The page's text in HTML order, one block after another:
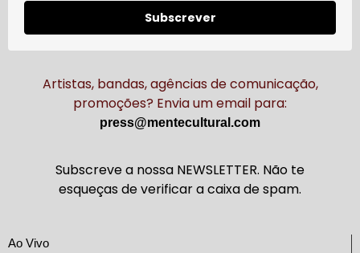
Subscrever
Artistas, bandas, agências de comunicação,
promoções? Envia um email para:
press@mentecultural.com
Subscreve a nossa NEWSLETTER. Não te
esqueças de verificar a caixa de spam.
Ao Vivo